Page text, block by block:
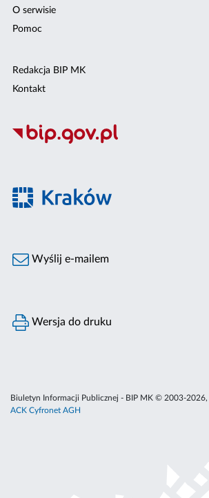
O serwisie
Pomoc
Redakcja BIP MK
Kontakt
Wyślij e-mailem
Wersja do druku
Biuletyn Informacji Publicznej - BIP MK © 2003-2026,
ACK Cyfronet AGH